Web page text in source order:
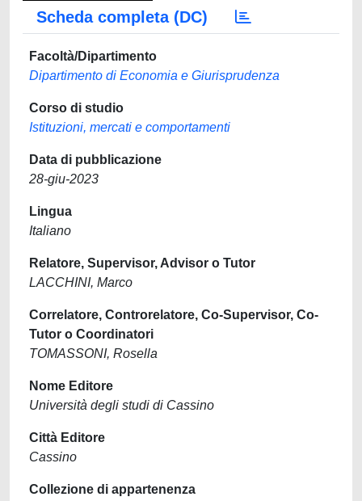
Scheda completa (DC)
Facoltà/Dipartimento
Dipartimento di Economia e Giurisprudenza
Corso di studio
Istituzioni, mercati e comportamenti
Data di pubblicazione
28-giu-2023
Lingua
Italiano
Relatore, Supervisor, Advisor o Tutor
LACCHINI, Marco
Correlatore, Controrelatore, Co-Supervisor, Co-
Tutor o Coordinatori
TOMASSONI, Rosella
Nome Editore
Università degli studi di Cassino
Città Editore
Cassino
Collezione di appartenenza